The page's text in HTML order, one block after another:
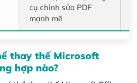
cụ chỉnh sửa PDF
mạnh mẽ
thay thế Microsoft
hợp nào?